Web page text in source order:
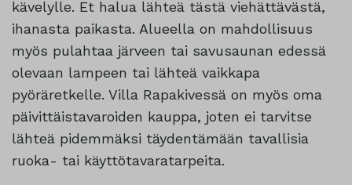
kävelylle. Et halua lähteä tästä viehättävästä,
ihanasta paikasta. Alueella on mahdollisuus
myös pulahtaa järveen tai savusaunan edessä
olevaan lampeen tai lähteä vaikkapa
pyöräretkelle. Villa Rapakivessä on myös oma
päivittäistavaroiden kauppa, joten ei tarvitse
lähteä pidemmäksi täydentämään tavallisia
ruoka- tai käyttötavaratarpeita.